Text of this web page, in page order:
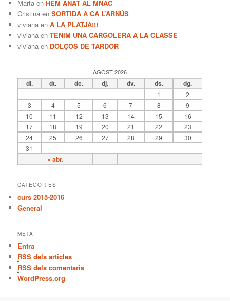
Marta enHEM ANAT AL MNAC
Cristina enSORTIDA A CA L’ARNÚS
viviana enA LA PLATJA!!!
viviana enTENIM UNA CARGOLERA A LA CLASSE
viviana en DOLÇOS DE TARDOR
AGOST 2026
dl. dt. dc. dj. dv. ds. dg.
« abr.
1
2
3
4 5 6 7 8
9
10
11 12 13 14 15
16
17
18 19 20 21 22
23
24
25 26 27 28 29
30
31
CATEGORIES
curs 2015-2016
General
META
Entra
RSS dels articles
RSS dels comentaris
WordPress.org